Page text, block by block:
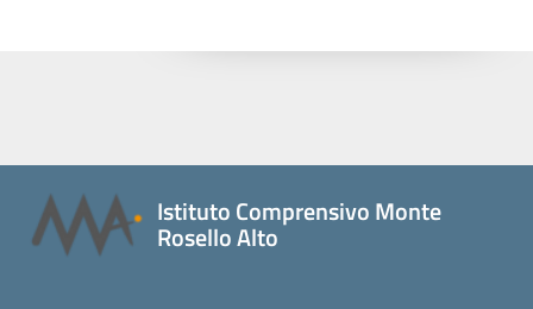
Istituto Comprensivo Monte
Rosello Alto